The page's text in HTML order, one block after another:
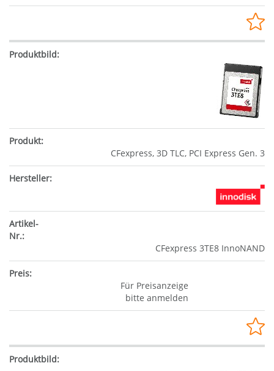
CFexpress, 3D TLC, PCI Express Gen. 3
CFexpress 3TE8 InnoNAND
Für Preisanzeige
bitte anmelden